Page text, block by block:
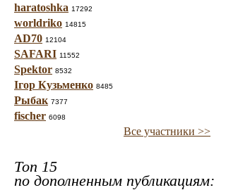
haratoshka 17292
worldriko 14815
AD70 12104
SAFARI 11552
Spektor 8532
Ігор Кузьменко 8485
Рыбак 7377
fischer 6098
Все участники >>
Топ 15
по дополненным публикациям: